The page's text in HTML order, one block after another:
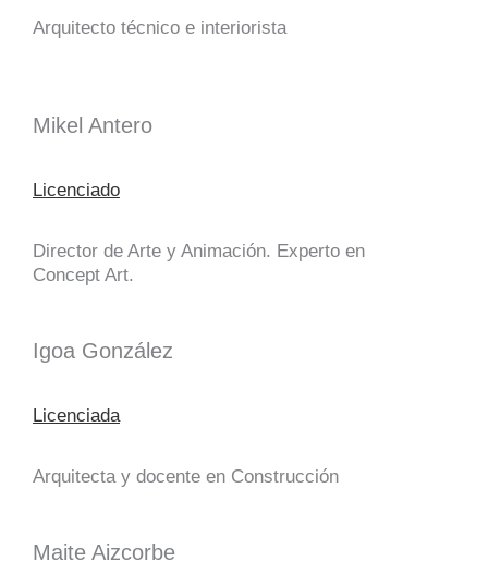
Arquitecto técnico e interiorista
Mikel Antero
Licenciado
Director de Arte y Animación. Experto en
Concept Art.
Igoa González
Licenciada
Arquitecta y docente en Construcción
Maite Aizcorbe